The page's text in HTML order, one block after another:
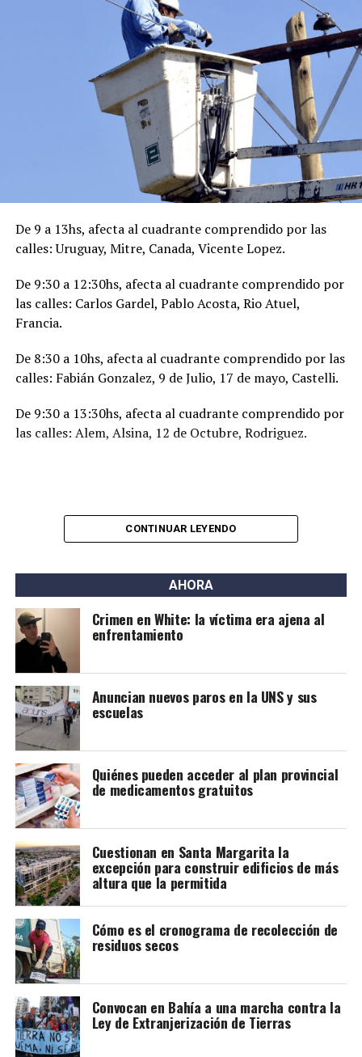
De 9 a 13hs, afecta al cuadrante comprendido por las
calles: Uruguay, Mitre, Canada, Vicente Lopez.
De 9:30 a 12:30hs, afecta al cuadrante comprendido por
las calles: Carlos Gardel, Pablo Acosta, Rio Atuel,
Francia.
De 8:30 a 10hs, afecta al cuadrante comprendido por las
calles: Fabián Gonzalez, 9 de Julio, 17 de mayo, Castelli.
De 9:30 a 13:30hs, afecta al cuadrante comprendido por
las calles: Alem, Alsina, 12 de Octubre, Rodriguez.
CONTINUAR LEYENDO
AHORA
Crimen en White: la víctima era ajena al
enfrentamiento
Anuncian nuevos paros en la UNS y sus
escuelas
Quiénes pueden acceder al plan provincial
de medicamentos gratuitos
Cuestionan en Santa Margarita la
excepción para construir edificios de más
altura que la permitida
Cómo es el cronograma de recolección de
residuos secos
Convocan en Bahía a una marcha contra la
Ley de Extranjerización de Tierras